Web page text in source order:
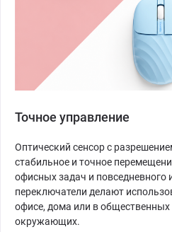
Точное управление
Оптический сенсор с
стабильное и точное
офисных задач и
переключатели делают
офисе, дома или в общественных
окружающих.